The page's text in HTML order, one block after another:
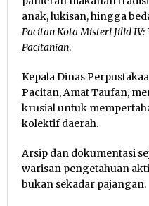
anak, lukisan, hingga
Pacitan Kota Misteri Jilid
Pacitanian.
Kepala Dinas
Pacitan, Amat Taufan,
krusial untuk
kolektif daerah.
Arsip dan dokumentasi
warisan pengetahuan
bukan sekadar pajangan.